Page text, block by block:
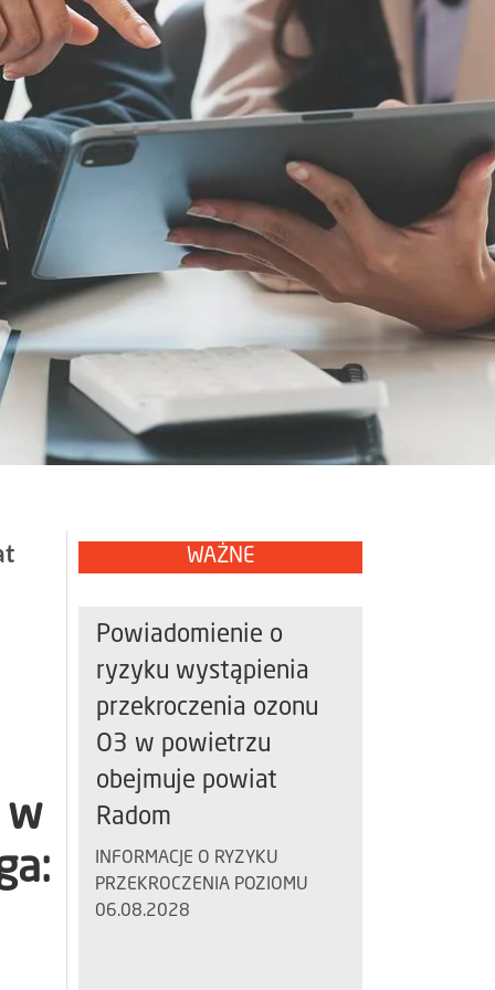
w
WAŻNE
Powiadomienie o
ryzyku wystąpienia
przekroczenia ozonu
O3 w powietrzu
obejmuje powiat
Radom
INFORMACJE O RYZYKU
PRZEKROCZENIA POZIOMU
06.08.2028